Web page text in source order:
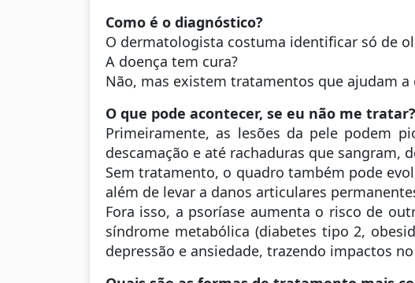
Como é o diagnóstico?
O dermatologista costuma identificar só de
A doença tem cura?
Não, mas existem tratamentos que ajudam
O que pode acontecer, se eu não me tratar?
Primeiramente, as lesões da pele podem
descamação e até rachaduras que sangram,
Sem tratamento, o quadro também pode
além de levar a danos articulares
Fora isso, a psoríase aumenta o risco de
síndrome metabólica (diabetes tipo 2,
depressão e ansiedade, trazendo impactos